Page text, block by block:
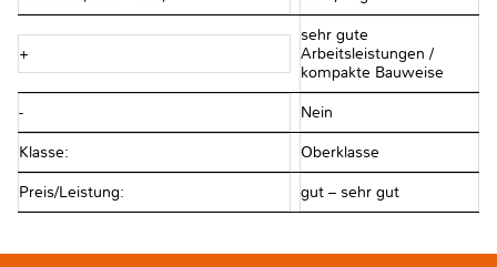
+
sehr gute
Arbeitsleistungen /
kompakte Bauweise
- Nein
Klasse: Oberklasse
Preis/Leistung: gut – sehr gut